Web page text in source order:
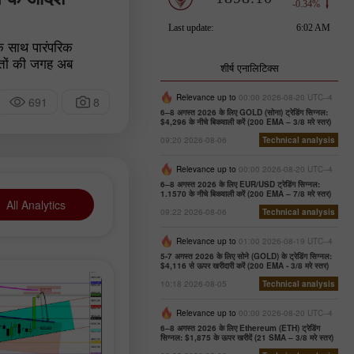
पारंपरिक
की जगह अब
सभी सीमाएं मिटा
और अपनी अलग
691 8
All Analytics
शीर्ष एनालिटिक्स
Relevance up to 00:00 2026-08-20 UTC--4
6–8 अगस्त 2026 के लिए GOLD (सोना) ट्रेडिंग सिग्नल:
$4,296 के नीचे बिकवाली करें (200 EMA – 3/8 मरे स्तर)
09:20 2026-08-06
Technical analysis
Relevance up to 00:00 2026-08-20 UTC--4
6–8 अगस्त 2026 के लिए EUR/USD ट्रेडिंग सिग्नल:
1.1570 के नीचे बिकवाली करें (200 EMA – 7/8 मरे स्तर)
09:22 2026-08-06
Technical analysis
Relevance up to 01:00 2026-08-19 UTC--4
5-7 अगस्त 2026 के लिए सोने (GOLD) के ट्रेडिंग सिग्नल:
$4,116 से ऊपर खरीदारी करें (200 EMA - 3/8 मरे स्तर)
10:18 2026-08-05
Technical analysis
Relevance up to 00:00 2026-08-20 UTC--4
6–8 अगस्त 2026 के लिए Ethereum (ETH) ट्रेडिंग
सिग्नल: $1,875 के ऊपर खरीदें (21 SMA – 3/8 मरे स्तर)